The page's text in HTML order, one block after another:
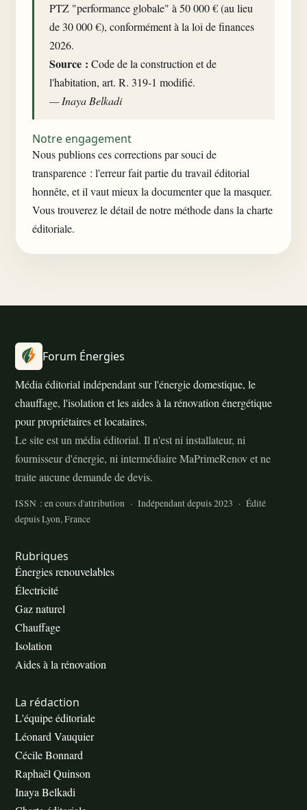
PTZ "performance globale" à 50 000 € (au lieu
de 30 000 €), conformément à la loi de finances
2026.
Source : Code de la construction et de
l'habitation, art. R. 319-1 modifié.
— Inaya Belkadi
Notre engagement
Nous publions ces corrections par souci de
transparence : l'erreur fait partie du travail éditorial
honnête, et il vaut mieux la documenter que la masquer.
Vous trouverez le détail de notre méthode dans la charte
éditoriale.
Forum Énergies
Média éditorial indépendant sur l'énergie domestique, le
chauffage, l'isolation et les aides à la rénovation énergétique
pour propriétaires et locataires.
Le site est un média éditorial. Il n'est ni installateur, ni
fournisseur d'énergie, ni intermédiaire MaPrimeRenov et ne
traite aucune demande de devis.
ISSN : en cours d'attribution · Indépendant depuis 2023 · Édité
depuis Lyon, France
Rubriques
Énergies renouvelables
Électricité
Gaz naturel
Chauffage
Isolation
Aides à la rénovation
La rédaction
L'équipe éditoriale
Léonard Vauquier
Cécile Bonnard
Raphaël Quinson
Inaya Belkadi